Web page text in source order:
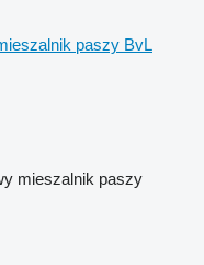
paszy BvL
mieszalnik paszy